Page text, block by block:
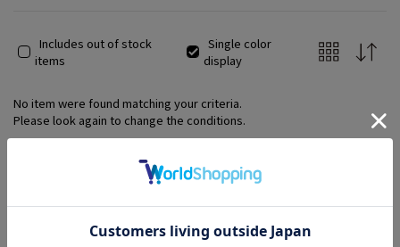
Includes out of stock
items
Single color
display
No item were found matching your criteria.
Please look again to change the conditions.